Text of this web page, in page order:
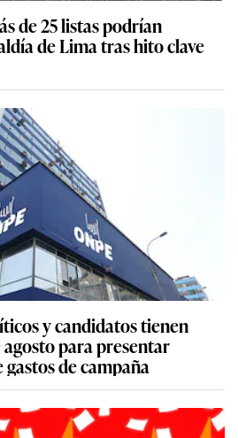
de 25 listas podrían
de Lima tras hito clave
y candidatos tienen
para presentar
de campaña